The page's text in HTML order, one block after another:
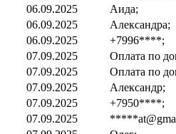
06.09.2025
Аида;
06.09.2025
Александра;
06.09.2025
+7996****;
07.09.2025
Оплата по
07.09.2025
Оплата по
07.09.2025
Александр;
07.09.2025
+7950****;
07.09.2025